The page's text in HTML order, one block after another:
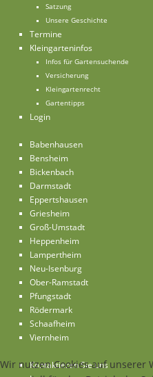
Satzung
Unsere Geschichte
Termine
Kleingarteninfos
Infos für Gartensuchende
Versicherung
Kleingartenrecht
Gartentipps
Login
Babenhausen
Bensheim
Bickenbach
Darmstadt
Eppertshausen
Griesheim
Groß-Umstadt
Heppenheim
Lampertheim
Neu-Isenburg
Ober-Ramstadt
Pfungstadt
Rödermark
Schaafheim
Viernheim
Kontaktieren Sie uns
Wir nutzen Cookies auf unserer